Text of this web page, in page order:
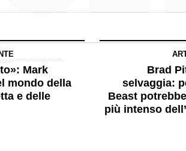
Mark
mondo della
e delle
Brad
selvaggia:
Beast
più intenso